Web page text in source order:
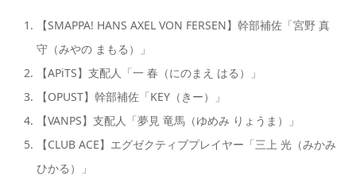
【SMAPPA! HANS AXEL VON FERSEN】幹部補佐「宮野 真
守（みやの まもる）」
【APiTS】支配人「一 春（にのまえ はる）」
【OPUST】幹部補佐「KEY（きー）」
【VANPS】支配人「夢見 竜馬（ゆめみ りょうま）」
【CLUB ACE】エグゼクティブプレイヤー「三上 光（みかみ
ひかる）」